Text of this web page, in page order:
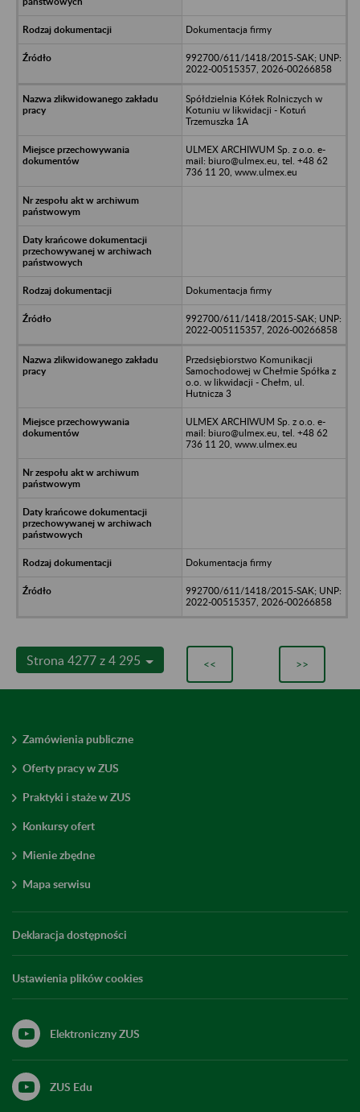
Dokumentacja firmy
992700/611/1418/2015-SAK; UNP:
2022-00515357, 2026-00266858
Spółdzielnia Kółek Rolniczych w
Kotuniu w likwidacji - Kotuń
Trzemuszka 1A
ULMEX ARCHIWUM Sp. z o.o. e-
mail: biuro@ulmex.eu, tel. +48 62
736 11 20, www.ulmex.eu
Dokumentacja firmy
992700/611/1418/2015-SAK; UNP:
2022-005115357, 2026-00266858
Przedsiębiorstwo Komunikacji
Samochodowej w Chełmie Spółka z
o.o. w likwidacji - Chełm, ul.
Hutnicza 3
ULMEX ARCHIWUM Sp. z o.o. e-
mail: biuro@ulmex.eu, tel. +48 62
736 11 20, www.ulmex.eu
Dokumentacja firmy
992700/611/1418/2015-SAK; UNP:
2022-00515357, 2026-00266858
Strona 4277 z 4 295 << >>
Zamówienia publiczne
Oferty pracy w ZUS
Praktyki i staże w ZUS
Konkursy ofert
Mienie zbędne
Mapa serwisu
Deklaracja dostępności
Ustawienia plików cookies
Elektroniczny ZUS
ZUS Edu